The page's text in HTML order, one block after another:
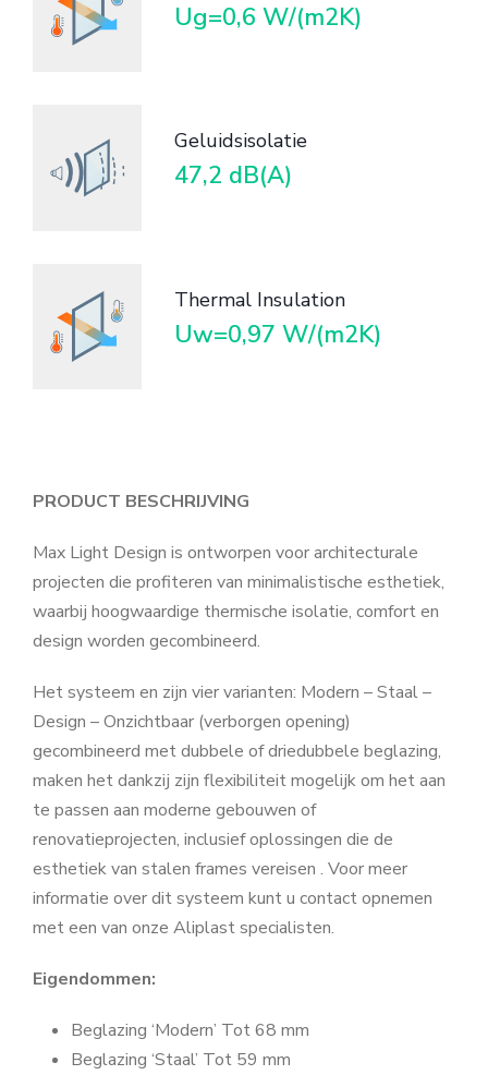
Ug=0,6 W/(m2K)
Geluidsisolatie
47,2 dB(A)
Thermal Insulation
Uw=0,97 W/(m2K)
PRODUCT BESCHRIJVING
Max Light Design is ontworpen voor architecturale
projecten die profiteren van minimalistische esthetiek,
waarbij hoogwaardige thermische isolatie, comfort en
design worden gecombineerd.
Het systeem en zijn vier varianten: Modern – Staal –
Design – Onzichtbaar (verborgen opening)
gecombineerd met dubbele of driedubbele beglazing,
maken het dankzij zijn flexibiliteit mogelijk om het aan
te passen aan moderne gebouwen of
renovatieprojecten, inclusief oplossingen die de
esthetiek van stalen frames vereisen . Voor meer
informatie over dit systeem kunt u contact opnemen
met een van onze Aliplast specialisten.
Eigendommen:
Beglazing ‘Modern’ Tot 68 mm
Beglazing ‘Staal’ Tot 59 mm